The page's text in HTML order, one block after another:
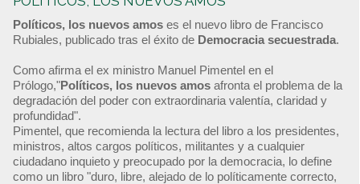
Políticos, los nuevos amos es el nuevo libro de Francisco
Rubiales, publicado tras el éxito de Democracia secuestrada.
Como afirma el ex ministro Manuel Pimentel en el
Prólogo,"Políticos, los nuevos amos afronta el problema de la
degradación del poder con extraordinaria valentía, claridad y
profundidad".
Pimentel, que recomienda la lectura del libro a los presidentes,
ministros, altos cargos políticos, militantes y a cualquier
ciudadano inquieto y preocupado por la democracia, lo define
como un libro "duro, libre, alejado de lo políticamente correcto,